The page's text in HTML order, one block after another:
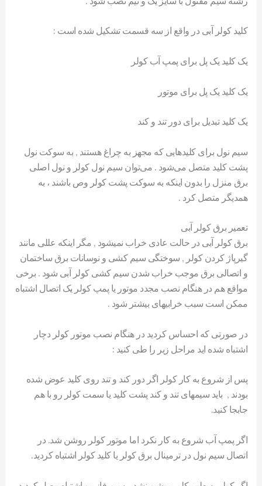
کلید کولر آبی در واقع از سه قسمت تشکیل شده است :
یک کلید یک پل برای پمپ آب کولر
یک کلید یک پل برای موتور
یک کلید تبدیل برای دور تند و کند
سیم نول برای کلید‌هایی که مجهز به چراغ هستند , به سوکت نول
پشت کلید متصل می‌شود . می‌توان سیم نول کولر و نول اصلی
برق منزل را بدون اینکه به سوکت پشت کولر وص باشند ، به
همدیگر متصل کرد .
تعمیر برق کولر آبی
برق کولر آبی در حالت عادی خراب نمیشود , مگر اینکه عللی مانند
گیرپاژ کردن کولر , سوختگی سیم کشی و نوسانات برق ساختمان
و اتصالی برق موجب خراب شدن سیم کشی کولر آبی شود . برخی
مواقع هم در هنگام نصب مجدد موتور یا پمپ کولر یک اتصال اشتباه
ممکن است سبب خرابیهای بیشتر شود .
در صورتی که احساس کردید در هنگام نصب موتور کولر دچار
اشتباه شده اید مراحل زیر را طی کنید :
پس از شروع به کار کولر اگر دور کند و تند روی کلید عوض شده
بودند , باید سیمهای تند و کند پشت کلید یا سمت کولر رو با هم
جابجا کنید.
اگر پمپ آب شروع به کار نکرد اما موتور کولر روشن شد. در
اتصال سیم نول در ترمینال برق کولر یا کلید کولر اشتباه کردید.